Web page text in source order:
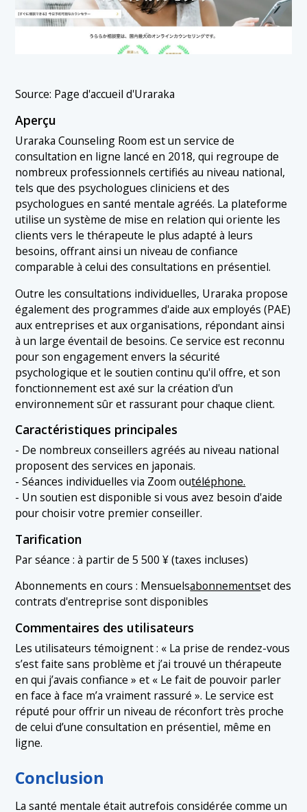
Source: Page d'accueil d'Uraraka
Aperçu
Uraraka Counseling Room est un service de
consultation en ligne lancé en 2018, qui regroupe de
nombreux professionnels certifiés au niveau national,
tels que des psychologues cliniciens et des
psychologues en santé mentale agréés. La plateforme
utilise un système de mise en relation qui oriente les
clients vers le thérapeute le plus adapté à leurs
besoins, offrant ainsi un niveau de confiance
comparable à celui des consultations en présentiel.
Outre les consultations individuelles, Uraraka propose
également des programmes d'aide aux employés (PAE)
aux entreprises et aux organisations, répondant ainsi
à un large éventail de besoins. Ce service est reconnu
pour son engagement envers la sécurité
psychologique et le soutien continu qu'il offre, et son
fonctionnement est axé sur la création d'un
environnement sûr et rassurant pour chaque client.
Caractéristiques principales
- De nombreux conseillers agréés au niveau national
proposent des services en japonais.
- Séances individuelles via Zoom outéléphone.
- Un soutien est disponible si vous avez besoin d'aide
pour choisir votre premier conseiller.
Tarification
Par séance : à partir de 5 500 ¥ (taxes incluses)
Abonnements en cours : Mensuelsabonnementset des
contrats d'entreprise sont disponibles
Commentaires des utilisateurs
Les utilisateurs témoignent : « La prise de rendez-vous
s’est faite sans problème et j’ai trouvé un thérapeute
en qui j’avais confiance » et « Le fait de pouvoir parler
en face à face m’a vraiment rassuré ». Le service est
réputé pour offrir un niveau de réconfort très proche
de celui d’une consultation en présentiel, même en
ligne.
Conclusion
La santé mentale était autrefois considérée comme un